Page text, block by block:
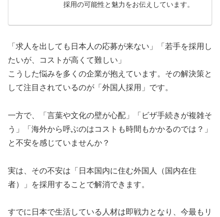
採用の可能性と魅力をお伝えしています。
「求人を出しても日本人の応募が来ない」「若手を採用し
たいが、コストが高くて難しい」
こうした悩みを多くの企業が抱えています。その解決策と
して注目されているのが「外国人採用」です。
一方で、「言葉や文化の壁が心配」「ビザ手続きが複雑そ
う」「海外から呼ぶのはコストも時間もかかるのでは？」
と不安を感じていませんか？
実は、その不安は「日本国内に住む外国人（国内在住
者）」を採用することで解消できます。
すでに日本で生活している人材は即戦力となり、今最もリ